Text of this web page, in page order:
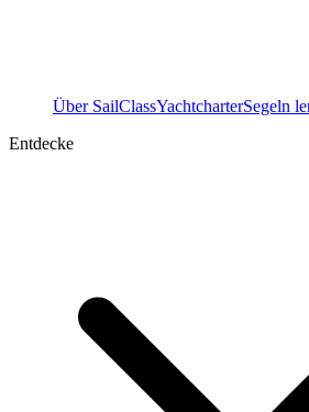
Über SailClassYachtcharterSegeln
Entdecke